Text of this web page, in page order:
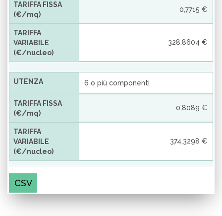
TARIFFA FISSA
(€/mq)
0,7715 €
TARIFFA
VARIABILE
(€/nucleo)
328,8604 €
UTENZA 6 o più componenti
TARIFFA FISSA
(€/mq)
0,8089 €
TARIFFA
VARIABILE
(€/nucleo)
374,3298 €
CSV